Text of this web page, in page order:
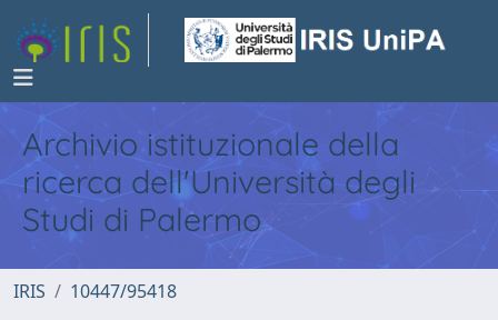
Archivio istituzionale della
ricerca dell'Università degli
Studi di Palermo
IRIS 10447/95418